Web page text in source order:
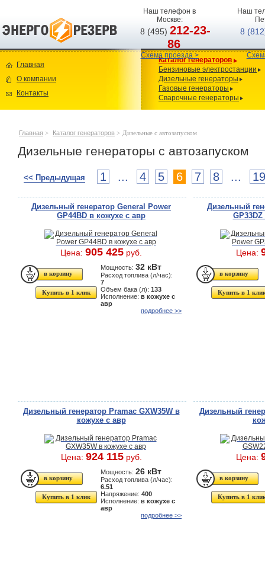
Наш телефон в
Москве:
8 (495)212-23-
86
Схема проезда >
Наш
8
Главная
О компании
Контакты
Каталог генераторов
Бензиновые электростанции
Дизельные генераторы
Газовые генераторы
Сварочные генераторы
Главная > Каталог генераторов > Дизельные с автозапуском
Дизельные генераторы с автозапуском
<< Предыдущая 1 ... 4 5 6 7 8 ... 19
Дизельный генератор General Power
GP44BD в кожухе с авр
Цена: 905 425 руб.
Купить в 1 клик
Мощность: 32 кВт
Расход топлива (л/час):
7
Объем бака (л): 133
Исполнение: в кожухе с
авр
подробнее >>
Дизельный
Цена:
Купить в 1
Дизельный генератор Pramac GXW35W в
кожухе с авр
Цена: 924 115руб.
Купить в 1 клик
Мощность: 26 кВт
Расход топлива (л/час):
6.51
Напряжение: 400
Исполнение: в кожухе с
авр
подробнее >>
Дизельный
Цена:
Купить в 1